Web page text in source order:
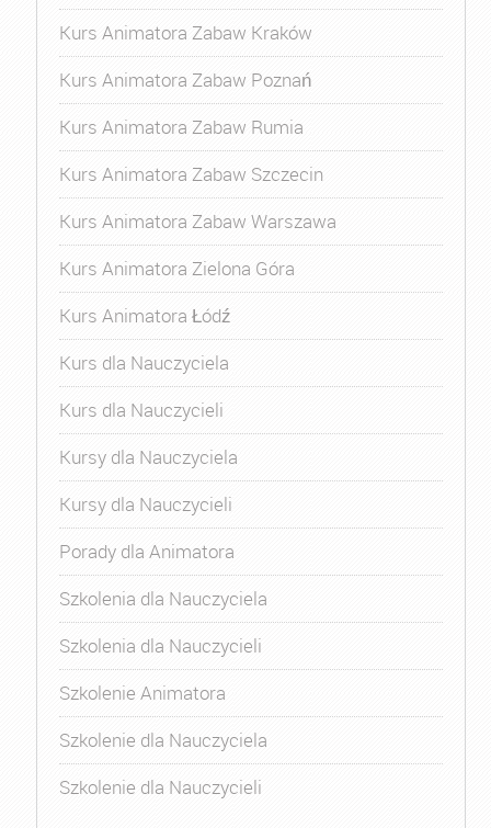
Kurs Animatora Zabaw Kraków
Kurs Animatora Zabaw Poznań
Kurs Animatora Zabaw Rumia
Kurs Animatora Zabaw Szczecin
Kurs Animatora Zabaw Warszawa
Kurs Animatora Zielona Góra
Kurs Animatora Łódź
Kurs dla Nauczyciela
Kurs dla Nauczycieli
Kursy dla Nauczyciela
Kursy dla Nauczycieli
Porady dla Animatora
Szkolenia dla Nauczyciela
Szkolenia dla Nauczycieli
Szkolenie Animatora
Szkolenie dla Nauczyciela
Szkolenie dla Nauczycieli